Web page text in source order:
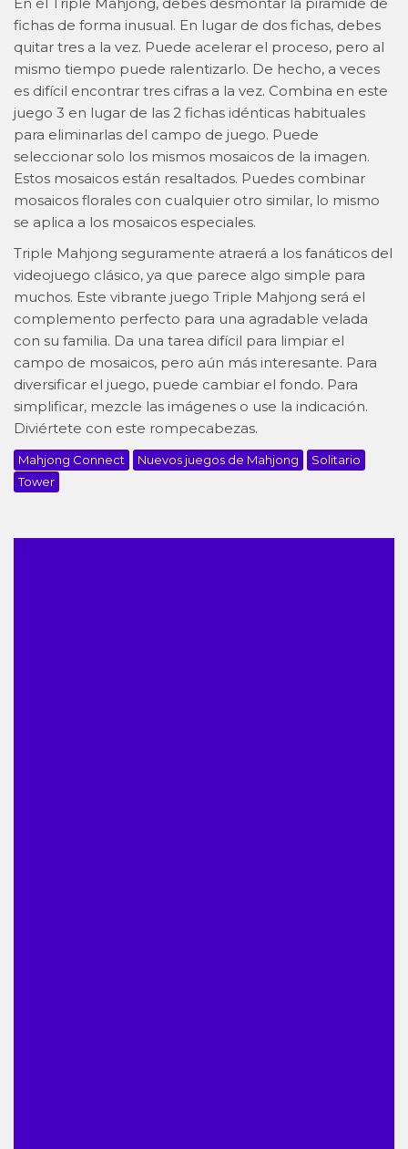
fichas de forma inusual. En lugar de dos fichas, debes
quitar tres a la vez. Puede acelerar el proceso, pero al
mismo tiempo puede ralentizarlo. De hecho, a veces
es difícil encontrar tres cifras a la vez. Combina en este
juego 3 en lugar de las 2 fichas idénticas habituales
para eliminarlas del campo de juego. Puede
seleccionar solo los mismos mosaicos de la imagen.
Estos mosaicos están resaltados. Puedes combinar
mosaicos florales con cualquier otro similar, lo mismo
se aplica a los mosaicos especiales.
Triple Mahjong seguramente atraerá a los fanáticos del
videojuego clásico, ya que parece algo simple para
muchos. Este vibrante juego Triple Mahjong será el
complemento perfecto para una agradable velada
con su familia. Da una tarea difícil para limpiar el
campo de mosaicos, pero aún más interesante. Para
diversificar el juego, puede cambiar el fondo. Para
simplificar, mezcle las imágenes o use la indicación.
Diviértete con este rompecabezas.
Mahjong Connect Nuevos juegos de Mahjong
Solitario
Tower